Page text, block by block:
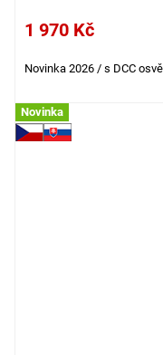
1 970 Kč
Novinka 2026 / s DCC
Novinka